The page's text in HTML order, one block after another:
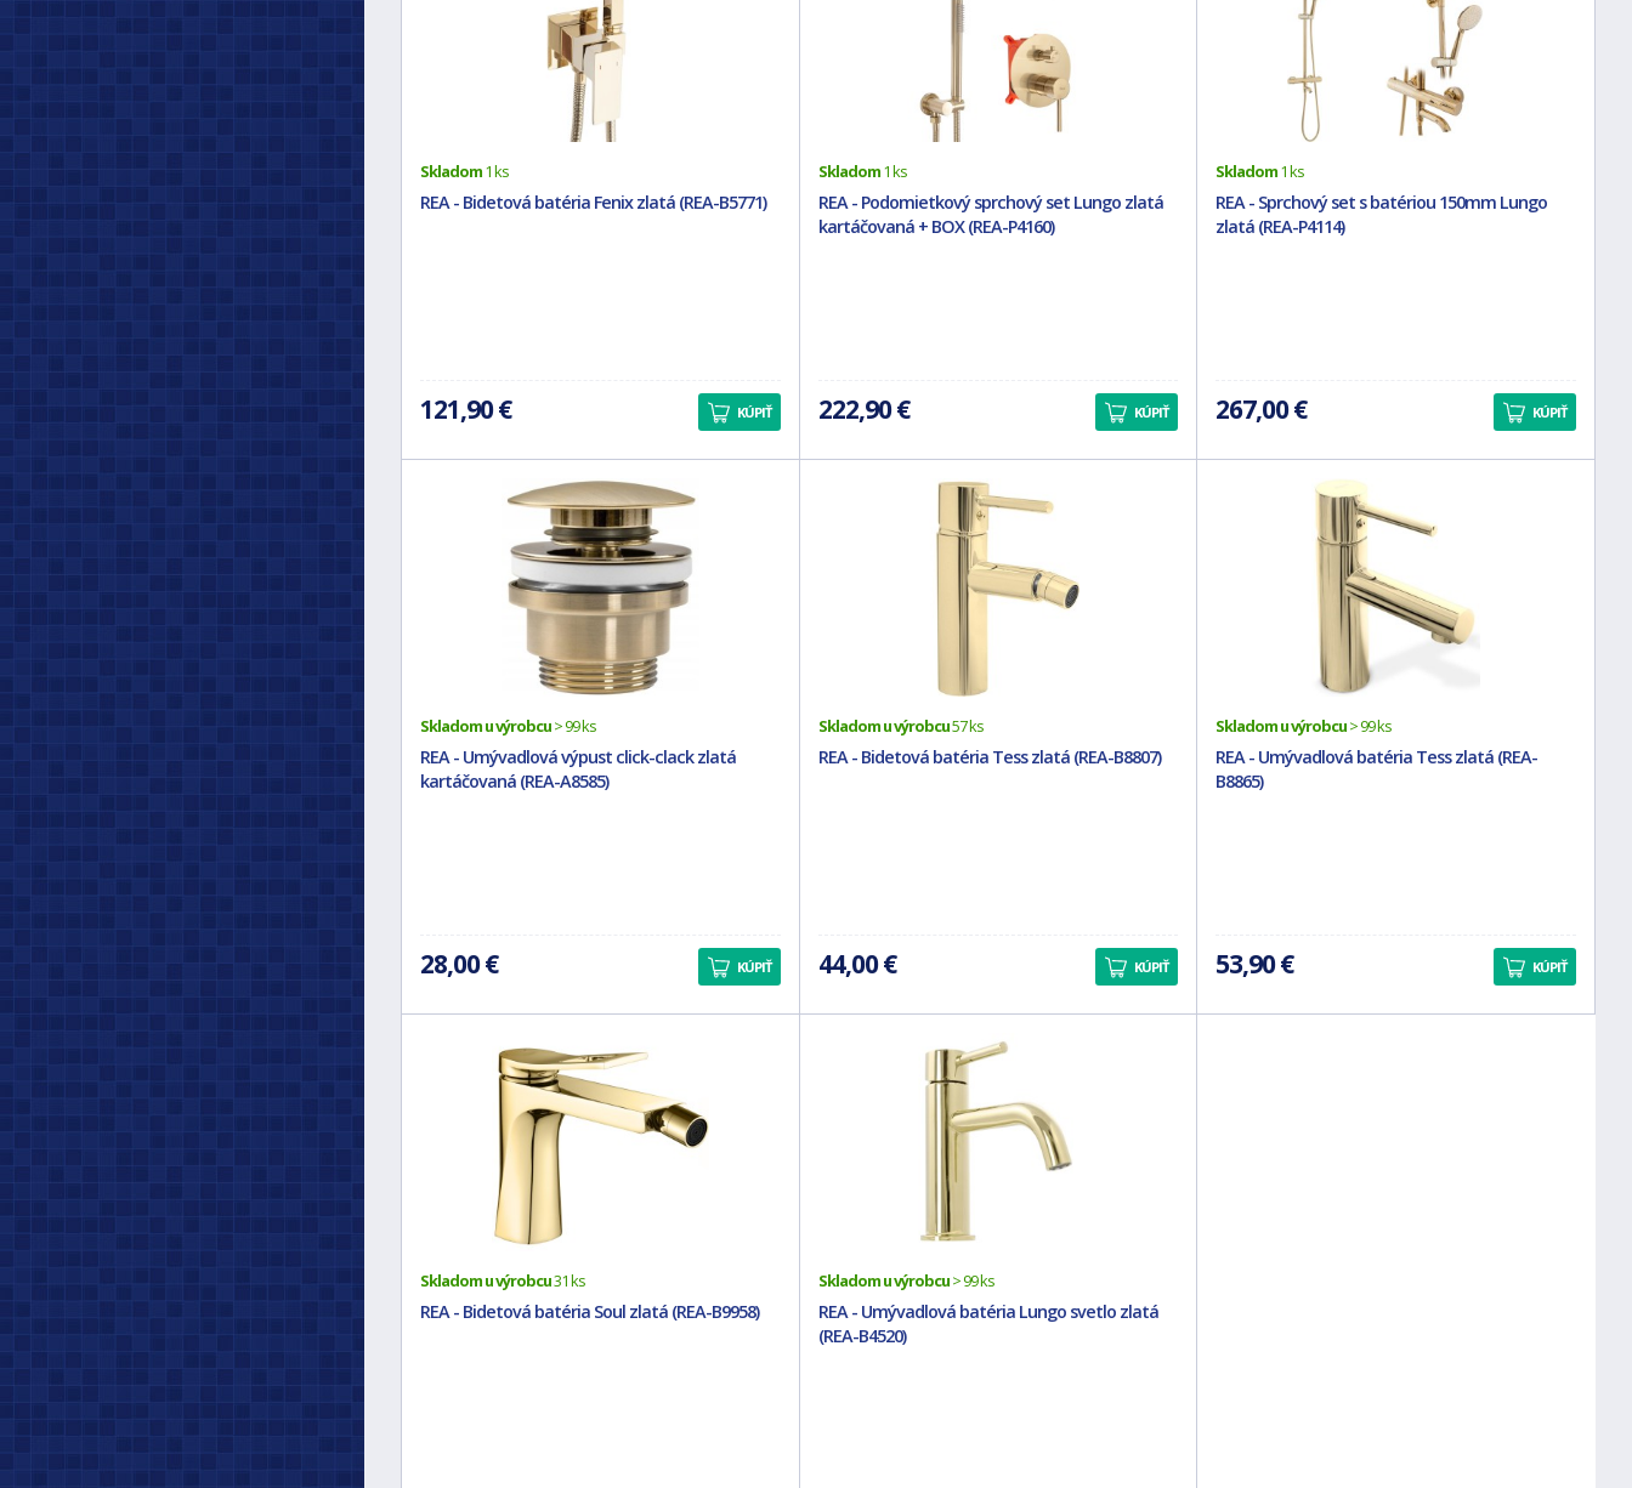
Skladom1 ks
REA - Bidetová batéria Fenix zlatá (REA-B5771)
121,90 € KÚPIŤ
Skladom1 ks
REA - Podomietkový sprchový set Lungo zlatá
kartáčovaná + BOX (REA-P4160)
222,90 € KÚPIŤ
Skladom1 ks
REA - Sprchový set s batériou 150mm Lungo
zlatá (REA-P4114)
267,00 € KÚPIŤ
Skladom u výrobcu> 99 ks
REA - Umývadlová výpust click-clack zlatá
kartáčovaná (REA-A8585)
28,00 € KÚPIŤ
Skladom u výrobcu57 ks
REA - Bidetová batéria Tess zlatá (REA-B8807)
44,00 € KÚPIŤ
Skladom u výrobcu> 99 ks
REA - Umývadlová batéria Tess zlatá (REA-
B8865)
53,90 € KÚPIŤ
Skladom u výrobcu31 ks
REA - Bidetová batéria Soul zlatá (REA-B9958)
Skladom u výrobcu> 99 ks
REA - Umývadlová batéria Lungo svetlo zlatá
(REA-B4520)